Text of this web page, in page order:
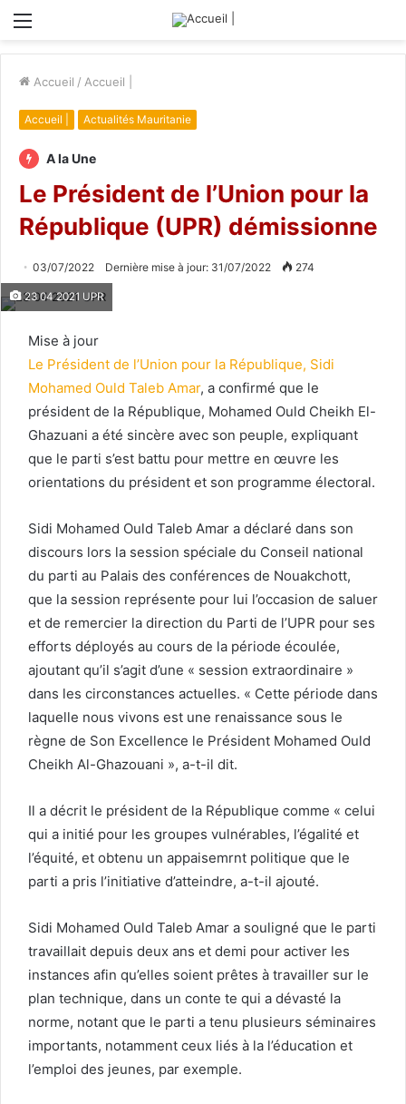
Menu
Accueil / Accueil |
Accueil | Actualités Mauritanie
A la Une
Le Président de l’Union pour la
République (UPR) démissionne
03/07/2022 Dernière mise à jour: 31/07/2022 274
23 04 2021 UPR
Mise à jour
Le Président de l’Union pour la République, Sidi
Mohamed Ould Taleb Amar, a confirmé que le
président de la République, Mohamed Ould Cheikh El-
Ghazuani a été sincère avec son peuple, expliquant
que le parti s’est battu pour mettre en œuvre les
orientations du président et son programme électoral.
Sidi Mohamed Ould Taleb Amar a déclaré dans son
discours lors la session spéciale du Conseil national
du parti au Palais des conférences de Nouakchott,
que la session représente pour lui l’occasion de saluer
et de remercier la direction du Parti de l’UPR pour ses
efforts déployés au cours de la période écoulée,
ajoutant qu’il s’agit d’une « session extraordinaire »
dans les circonstances actuelles. « Cette période dans
laquelle nous vivons est une renaissance sous le
règne de Son Excellence le Président Mohamed Ould
Cheikh Al-Ghazouani », a-t-il dit.
Il a décrit le président de la République comme « celui
qui a initié pour les groupes vulnérables, l’égalité et
l’équité, et obtenu un appaisemrnt politique que le
parti a pris l’initiative d’atteindre, a-t-il ajouté.
Sidi Mohamed Ould Taleb Amar a souligné que le parti
travaillait depuis deux ans et demi pour activer les
instances afin qu’elles soient prêtes à travailler sur le
plan technique, dans un conte te qui a dévasté la
norme, notant que le parti a tenu plusieurs séminaires
importants, notamment ceux liés à la l’éducation et
l’emploi des jeunes, par exemple.